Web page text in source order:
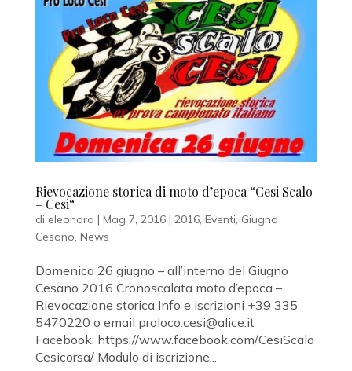
Rievocazione storica di moto d’epoca “Cesi Scalo
– Cesi“
di eleonora | Mag 7, 2016| 2016, Eventi, Giugno
Cesano, News
Domenica 26 giugno – all’interno del Giugno
Cesano 2016 Cronoscalata moto d’epoca –
Rievocazione storica Info e iscrizioni +39 335
5470220 o email proloco.cesi@alice.it
Facebook: https://www.facebook.com/CesiScalo
Cesicorsa/ Modulo di iscrizione...